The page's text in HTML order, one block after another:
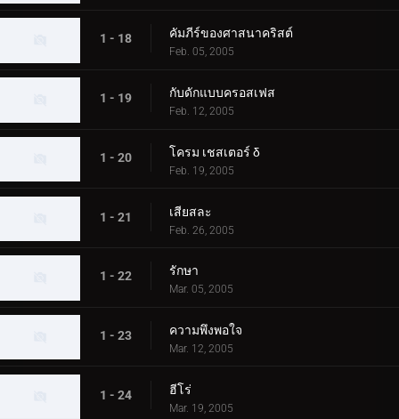
1 - 18 คัมภีร์ของศาสนาคริสต์
Feb. 05, 2005
1 - 19 กับดักแบบครอสเฟส
Feb. 12, 2005
1 - 20 โครม เชสเตอร์ δ
Feb. 19, 2005
1 - 21 เสียสละ
Feb. 26, 2005
1 - 22 รักษา
Mar. 05, 2005
1 - 23 ความพึงพอใจ
Mar. 12, 2005
1 - 24 ฮีโร่
Mar. 19, 2005